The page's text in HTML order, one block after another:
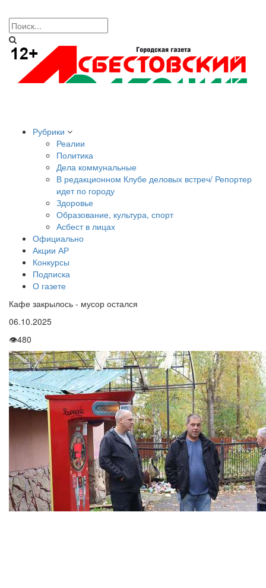
Рубрики
Реалии
Политика
Дела коммунальные
В редакционном Клубе деловых встреч/ Репортер
идет по городу
Здоровье
Образование, культура, спорт
Асбест в лицах
Официально
Акции АР
Конкурсы
Подписка
О газете
Кафе закрылось -­ мусор остался
06.10.2025
👁480